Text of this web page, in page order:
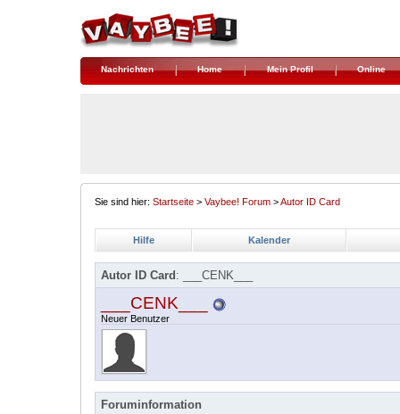
Nachrichten Home Mein Profil Online
Sie sind hier: Startseite > Vaybee! Forum >Autor ID Card
Hilfe Kalender
Autor ID Card : ___CENK___
___CENK___
Neuer Benutzer
Foruminformation